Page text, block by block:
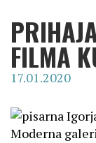
FILMA
17.01.2020